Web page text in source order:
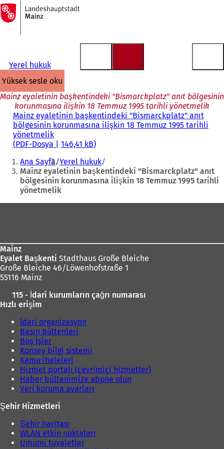
İçeriğe atla
Ana
sayfaya
Yerel hukuk
yüksek sesle oku
Mainz eyaletinin başkentindeki "Bismarckplatz" anıt bölgesinin
korunmasına ilişkin 18 Temmuz 1995 tarihli yönetmelik
Mainz eyaletinin başkentindeki "Bismarckplatz" anıt
bölgesinin korunmasına ilişkin 18 Temmuz 1995 tarihli
yönetmelik
PDF-Dosya 146,41 kB
Buradasınız:
Ana Sayfa Yerel hukuk
Mainz eyaletinin başkentindeki "Bismarckplatz" anıt
bölgesinin korunmasına ilişkin 18 Temmuz 1995 tarihli
yönetmelik
Mainz
Eyalet Başkenti Stadthaus Große Bleiche
Große Bleiche 46/Löwenhofstraße 1
55116 Mainz
115 - İdari kurumların çağrı numarası
Hızlı erişim
İdari organizasyon
Basın Bültenleri
Boş İşler
Konsey bilgi sistemi
Kamu ihaleleri
Hizmet portalı (çevrimiçi hizmetler)
Haber bültenimize abone olun
Veri koruma ayarları
Şehir Hizmetleri
Şehir haritası
WLAN etkin noktaları
Umumi tuvaletler